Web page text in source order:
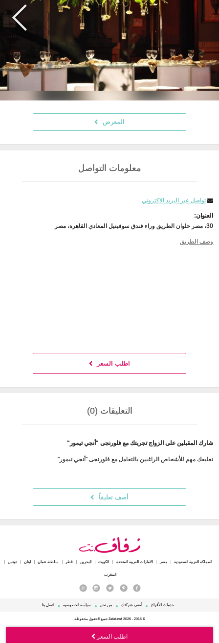
المعرض
معلومات التواصل
تواصل عبر البريد الاكتروني
العنوان:
30، مصر حلوان الطريق وراء فندق سوفيتيل المعادي القاهرة، مصر
وصف الطريق
اطلب السعر
التعليقات (0)
شارك المقبلين على الزواج تجربتك مع فلورنجى "أنجي تيمور"
تعليقك مهم للأشخاص الراغبين بالتعامل مع فلورنجى "أنجي تيمور"
أضف تعليقاً
اطلب السعر
المملكة العربية السعودية مصر الامارات العربية المتحدة الكويت البحرين قطر سلطنة عمان لبنان تونس
المغرب
خدمات الأفراح أضف شركتك من نحن سياسة الخصوصية اتصل بنا
© 2015 - 2026 Zafaf.net جميع الحقوق محفوظة.